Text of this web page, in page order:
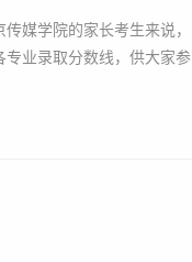
媒学院的家长考生来说，
业录取分数线，供大家参